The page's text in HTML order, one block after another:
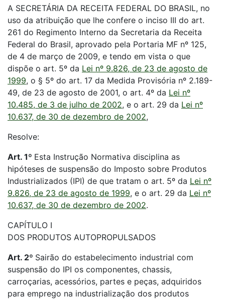
A SECRETÁRIA DA RECEITA FEDERAL DO BRASIL, no
uso da atribuição que lhe confere o inciso III do art.
261 do Regimento Interno da Secretaria da Receita
Federal do Brasil, aprovado pela Portaria MF nº 125,
de 4 de março de 2009, e tendo em vista o que
dispõe o art. 5º da Lei nº 9.826, de 23 de agosto de
1999, o § 5º do art. 17 da Medida Provisória nº 2.189-
49, de 23 de agosto de 2001, o art. 4º da Lei nº
10.485, de 3 de julho de 2002, e o art. 29 da Lei nº
10.637, de 30 de dezembro de 2002,
Resolve:
Art. 1º Esta Instrução Normativa disciplina as
hipóteses de suspensão do Imposto sobre Produtos
Industrializados (IPI) de que tratam o art. 5º da Lei nº
9.826, de 23 de agosto de 1999, e o art. 29 da Lei nº
10.637, de 30 de dezembro de 2002.
CAPÍTULO I
DOS PRODUTOS AUTOPROPULSADOS
Art. 2º Sairão do estabelecimento industrial com
suspensão do IPI os componentes, chassis,
carroçarias, acessórios, partes e peças, adquiridos
para emprego na industrialização dos produtos